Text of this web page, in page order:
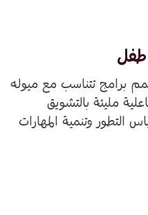
طفل
برامج تتناسب مع ميوله
مليئة بالتشويق
التطور وتنمية المهارات